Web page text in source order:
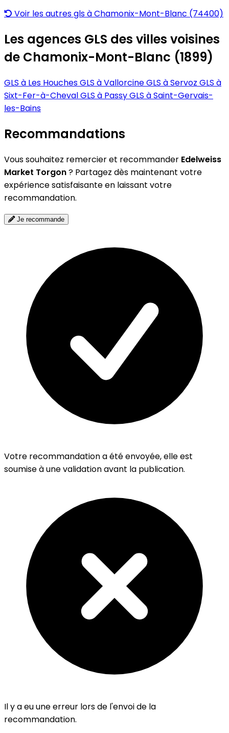
Voir les autres gls à Chamonix-Mont-Blanc (74400)
Les agences GLS des villes voisines
de Chamonix-Mont-Blanc (1899)
GLS à Les HouchesGLS à VallorcineGLS à Servoz GLS à
Sixt-Fer-à-ChevalGLS à PassyGLS à Saint-Gervais-
les-Bains
Recommandations
Vous souhaitez remercier et recommander Edelweiss
Market Torgon? Partagez dès maintenant votre
expérience satisfaisante en laissant votre
recommandation.
Je recommande
Votre recommandation a été envoyée, elle est
soumise à une validation avant la publication.
Il y a eu une erreur lors de l'envoi de la
recommandation.